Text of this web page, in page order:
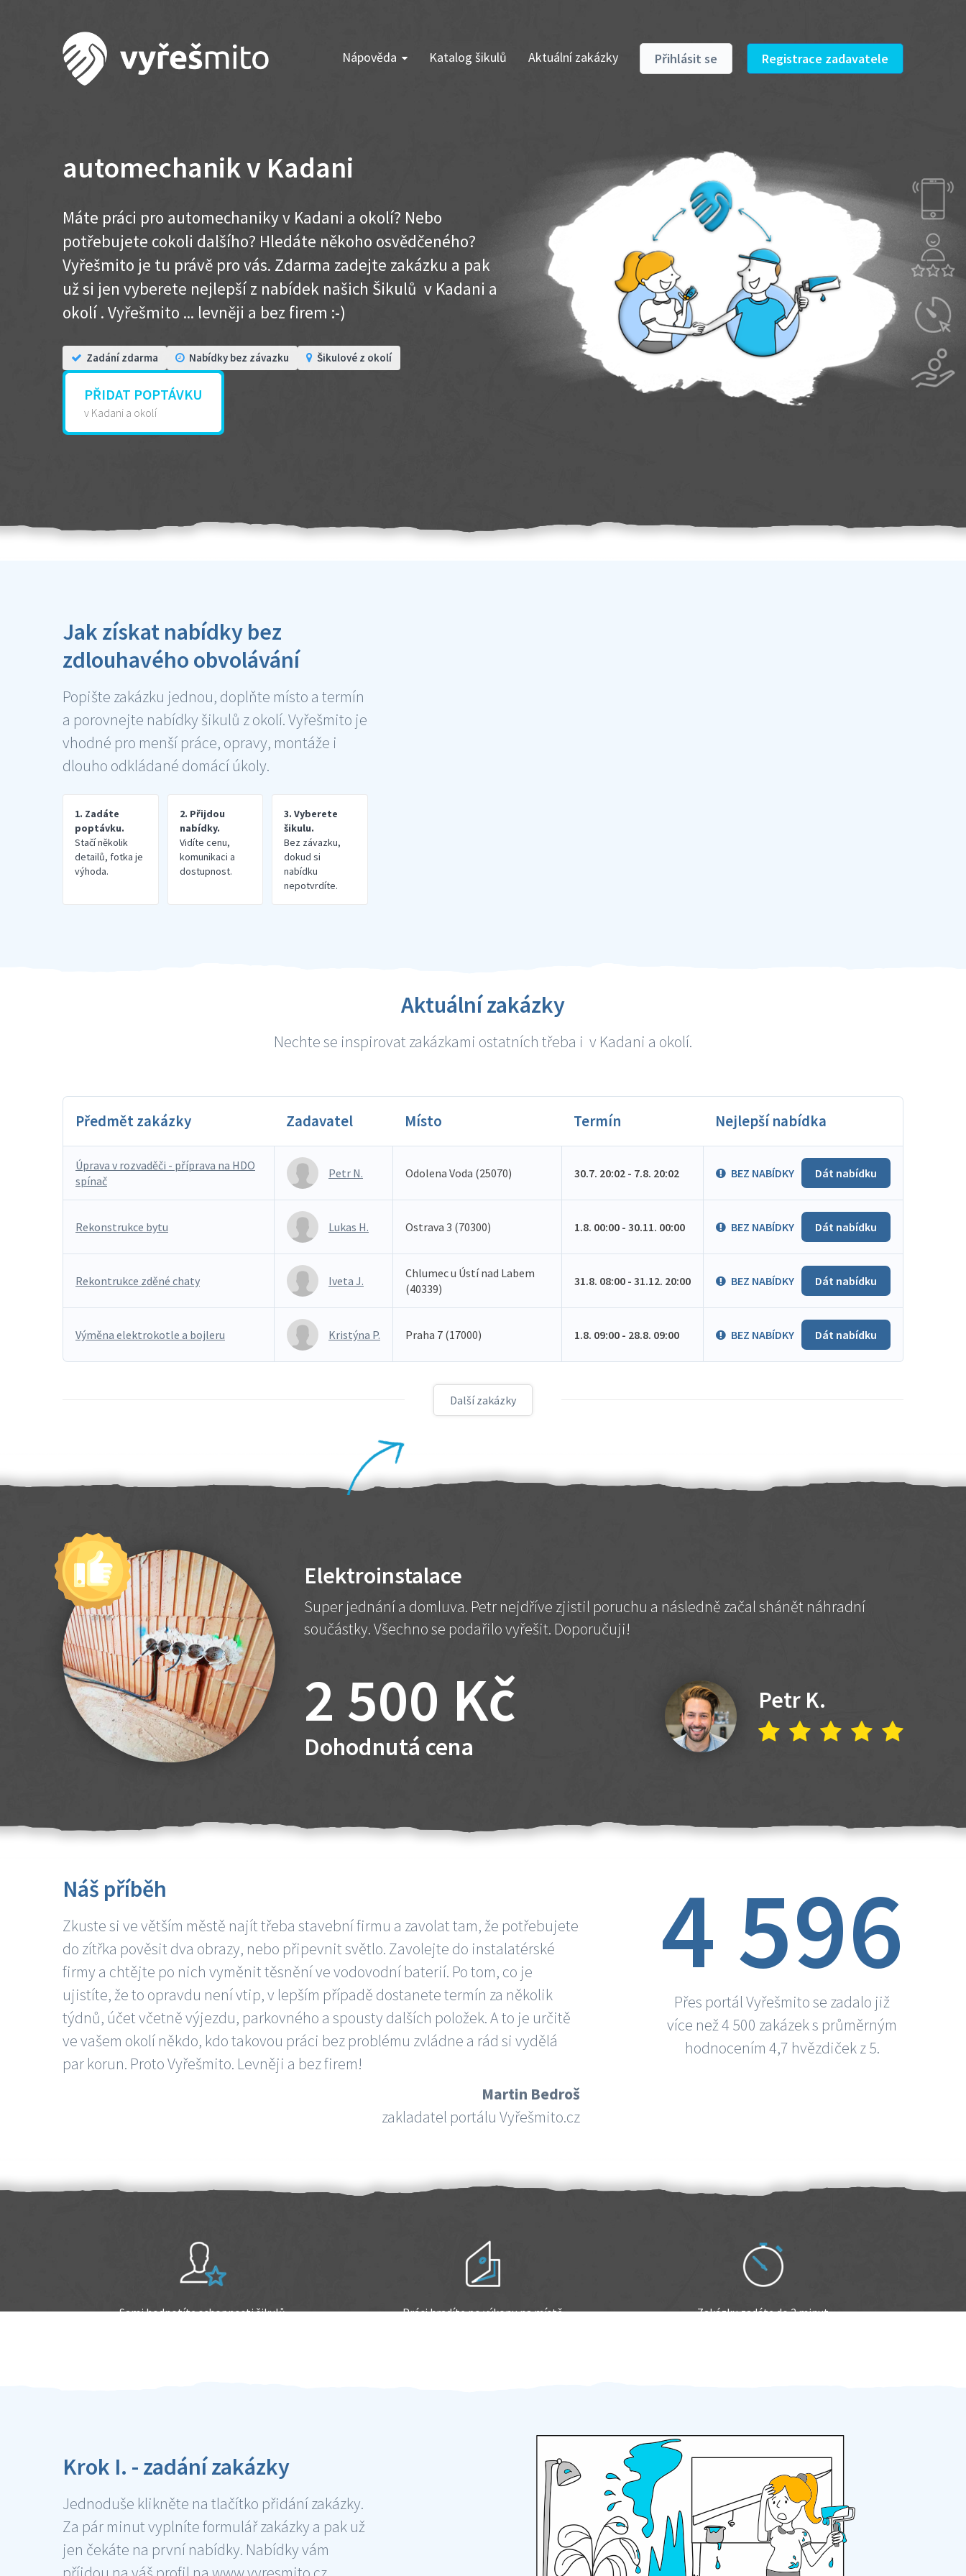
Nápověda Katalog šikulů Aktuální zakázky Přihlásit se Registrace zadavatele
automechanik v Kadani
Máte práci pro automechaniky v Kadani a okolí? Nebo
potřebujete cokoli dalšího? Hledáte někoho osvědčeného?
Vyřešmito je tu právě pro vás. Zdarma zadejte zakázku a pak
už si jen vyberete nejlepší z nabídek našich Šikulů v Kadani a
okolí . Vyřešmito ... levněji a bez firem :-)
Zadání zdarma Nabídky bez závazku Šikulové z okolí
PŘIDAT POPTÁVKU
v Kadani a okolí
Jak získat nabídky bez
zdlouhavého obvolávání
Popište zakázku jednou, doplňte místo a termín
a porovnejte nabídky šikulů z okolí. Vyřešmito je
vhodné pro menší práce, opravy, montáže i
dlouho odkládané domácí úkoly.
1. Zadáte
poptávku.
Stačí několik
detailů, fotka je
výhoda.
2. Přijdou
nabídky.
Vidíte cenu,
komunikaci a
dostupnost.
3. Vyberete
šikulu.
Bez závazku,
dokud si
nabídku
nepotvrdíte.
Aktuální zakázky
Nechte se inspirovat zakázkami ostatních třeba i v Kadani a okolí.
Předmět zakázky Zadavatel Místo Termín Nejlepší nabídka
Úprava v rozvaděči - příprava na HDO
spínač
Petr N. Odolena Voda (25070) 30.7. 20:02 - 7.8. 20:02 BEZ NABÍDKY Dát nabídku
Rekonstrukce bytu Lukas H. Ostrava 3 (70300) 1.8. 00:00 - 30.11. 00:00 BEZ NABÍDKY Dát nabídku
Rekontrukce zděné chaty Iveta J.
Chlumec u Ústí nad Labem
(40339)
31.8. 08:00 - 31.12. 20:00 BEZ NABÍDKY Dát nabídku
Výměna elektrokotle a bojleru Kristýna P. Praha 7 (17000) 1.8. 09:00 - 28.8. 09:00 BEZ NABÍDKY Dát nabídku
Další zakázky
Elektroinstalace
Super jednání a domluva. Petr nejdříve zjistil poruchu a následně začal shánět náhradní
součástky. Všechno se podařilo vyřešit. Doporučuji!
2 500 Kč
Dohodnutá cena
Petr K.
Náš příběh
Zkuste si ve větším městě najít třeba stavební firmu a zavolat tam, že potřebujete
do zítřka pověsit dva obrazy, nebo připevnit světlo. Zavolejte do instalatérské
firmy a chtějte po nich vyměnit těsnění ve vodovodní baterií. Po tom, co je
ujistíte, že to opravdu není vtip, v lepším případě dostanete termín za několik
týdnů, účet včetně výjezdu, parkovného a spousty dalších položek. A to je určitě
ve vašem okolí někdo, kdo takovou práci bez problému zvládne a rád si vydělá
par korun. Proto Vyřešmito. Levněji a bez firem!
Martin Bedroš
zakladatel portálu Vyřešmito.cz
4 596
Přes portál Vyřešmito se zadalo již
více než 4 500 zakázek s průměrným
hodnocením 4,7 hvězdiček z 5.
Sami hodnotíte schopnosti šikulů Práci hradíte po výkonu na místě Zakázku zadáte do 2 minut
Krok I. - zadání zakázky
Jednoduše klikněte na tlačítko přidání zakázky.
Za pár minut vyplníte formulář zakázky a pak už
jen čekáte na první nabídky. Nabídky vám